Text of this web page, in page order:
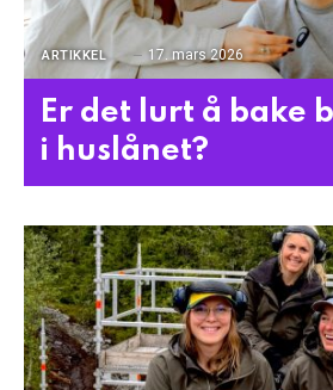
ARTIKKEL 17. mars 2026
Er det lurt å bake
i huslånet?